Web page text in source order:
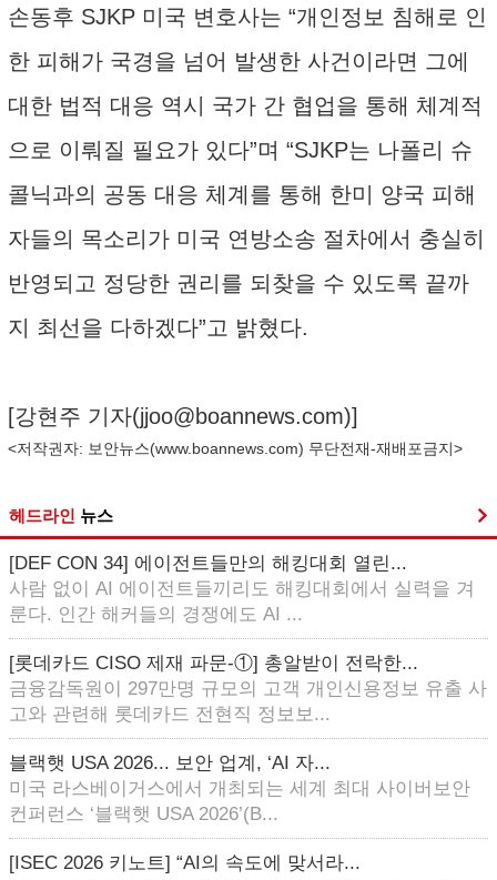
손동후 SJKP 미국 변호사는 “개인정보 침해로 인
한 피해가 국경을 넘어 발생한 사건이라면 그에
대한 법적 대응 역시 국가 간 협업을 통해 체계적
으로 이뤄질 필요가 있다”며 “SJKP는 나폴리 슈
콜닉과의 공동 대응 체계를 통해 한미 양국 피해
자들의 목소리가 미국 연방소송 절차에서 충실히
반영되고 정당한 권리를 되찾을 수 있도록 끝까
지 최선을 다하겠다”고 밝혔다.
[강현주 기자(jjoo@boannews.com)]
<저작권자: 보안뉴스(www.boannews.com) 무단전재-재배포금지>
헤드라인 뉴스
[DEF CON 34] 에이전트들만의 해킹대회 열린...
사람 없이 AI 에이전트들끼리도 해킹대회에서 실력을 겨
룬다. 인간 해커들의 경쟁에도 AI ...
[롯데카드 CISO 제재 파문-①] 총알받이 전락한...
금융감독원이 297만명 규모의 고객 개인신용정보 유출 사
고와 관련해 롯데카드 전현직 정보보...
블랙햇 USA 2026... 보안 업계, ‘AI 자...
미국 라스베이거스에서 개최되는 세계 최대 사이버보안
컨퍼런스 ‘블랙햇 USA 2026’(B...
[ISEC 2026 키노트] “AI의 속도에 맞서라...